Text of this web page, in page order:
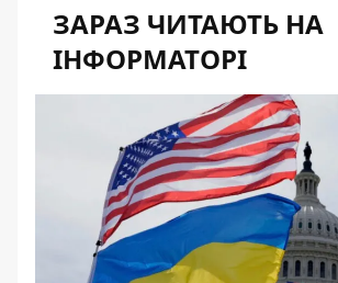
ЗАРАЗ ЧИТАЮТЬ НА
ІНФОРМАТОРІ